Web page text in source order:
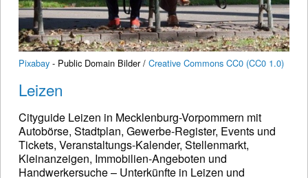
Pixabay - Public Domain Bilder / Creative Commons CC0 (CC0 1.0)
Leizen
Cityguide Leizen in Mecklenburg-Vorpommern mit
Autobörse, Stadtplan, Gewerbe-Register, Events und
Tickets, Veranstaltungs-Kalender, Stellenmarkt,
Kleinanzeigen, Immobilien-Angeboten und
Handwerkersuche – Unterkünfte in Leizen und